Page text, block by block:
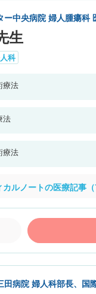
ー中央病院 婦人腫瘍科
生
科
療法
法
療法
カルノートの医療記事
田病院 婦人科部長、国